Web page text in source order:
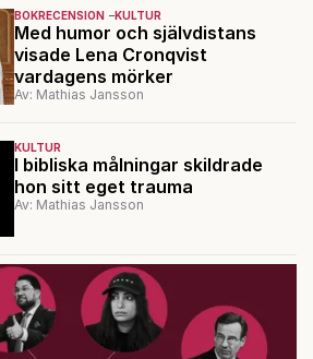
BOKRECENSION KULTUR
Med humor och självdistans
visade Lena Cronqvist
vardagens mörker
Av: Mathias Jansson
KULTUR
I bibliska målningar skildrade
hon sitt eget trauma
Av: Mathias Jansson